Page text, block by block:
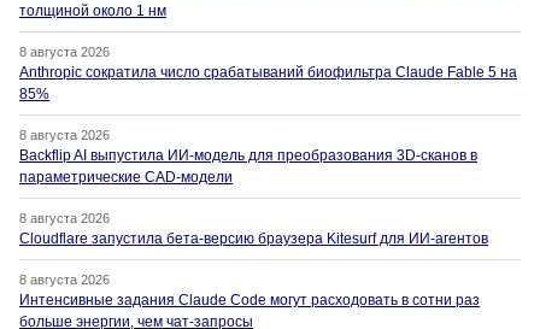
толщиной около 1 нм
8 августа 2026
Anthropic сократила число срабатываний биофильтра Claude Fable 5 на
85%
8 августа 2026
Backflip AI выпустила ИИ-модель для преобразования 3D-сканов в
параметрические CAD-модели
8 августа 2026
Cloudflare запустила бета-версию браузера Kitesurf для ИИ-агентов
8 августа 2026
Интенсивные задания Claude Code могут расходовать в сотни раз
больше энергии, чем чат-запросы